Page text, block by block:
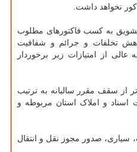
نخواهد داشت.
و تشویق به کسب فاکتورهای مطلوب
تخلفات و جرائم و شفافیت
عالی از امتیازات زیر برخوردار
از سقف مقرر سالیانه به ترتیب
اسناد و املاک استان مربوطه و
سیاری، صدور مجوز نقل و انتقال